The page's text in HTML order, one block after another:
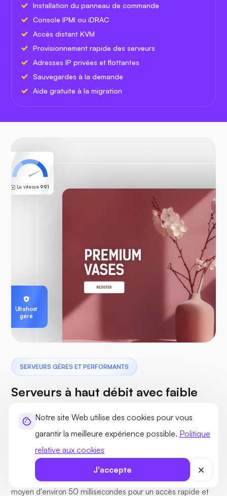
Notre site Web utilise des cookies pour vous
garantir la meilleure expérience possible. Politique
relative aux cookies
J'accepte
Installation du panneau de commande
Console IPMI ou iDRAC
Accès distant KVM
Provisionnement rapide des serveurs
Adresses IP privées et flottantes
Sauvegardes à la demande
Aide gratuite à la migration
SERVEURS GÉRÉS ET PERFORMANTS
Serveurs à haut débit avec faible
Profitez de performances exceptionnelles grâce à des
processeurs à fréquence élevée et à des vitesses réseau à
la demande pouvant atteindre 10 Gbit/s. Nos centres de
données répartis dans le monde entier offrent un ping
moyen d'environ 50 millisecondes pour un accès rapide et
La vitesse99.1
Ultahost
géré